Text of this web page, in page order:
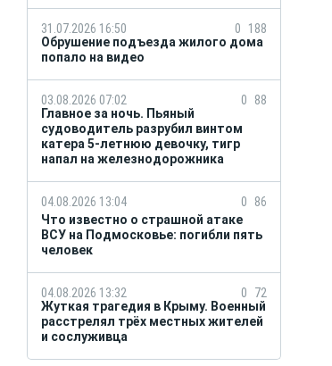
31.07.2026 16:50 0
188
Обрушение подъезда жилого дома
попало на видео
03.08.2026 07:02 0
88
Главное за ночь. Пьяный
судоводитель разрубил винтом
катера 5-летнюю девочку, тигр
напал на железнодорожника
04.08.2026 13:04 0
86
Что известно о страшной атаке
ВСУ на Подмосковье: погибли пять
человек
04.08.2026 13:32 0
72
Жуткая трагедия в Крыму. Военный
расстрелял трёх местных жителей
и сослуживца